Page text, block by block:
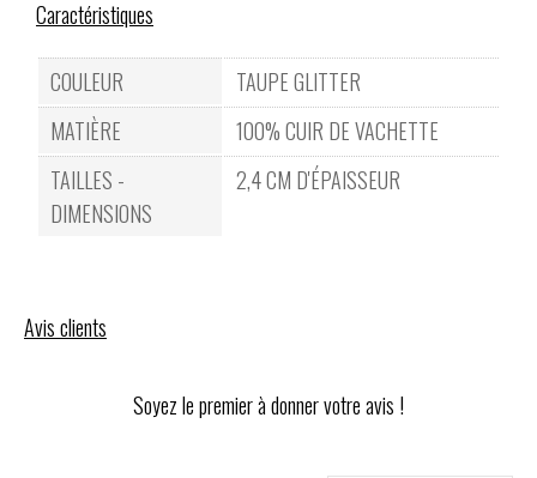
Caractéristiques
COULEUR
TAUPE GLITTER
MATIÈRE
100% CUIR DE VACHETTE
TAILLES -
DIMENSIONS
2,4 CM D'ÉPAISSEUR
Avis clients
Soyez le premier à donner votre avis !